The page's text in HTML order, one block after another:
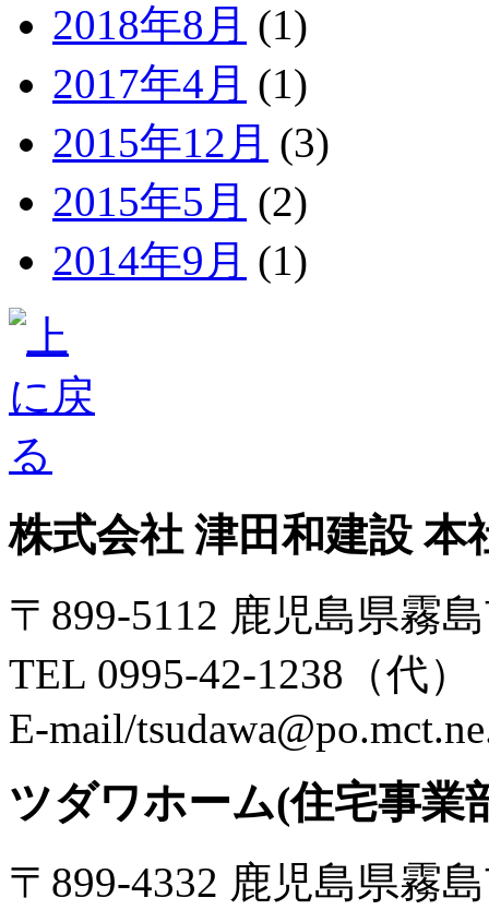
2018年8月 (1)
2017年4月 (1)
2015年12月 (3)
2015年5月 (2)
2014年9月 (1)
株式会社 津田和建設 本
〒899-5112 鹿児島県霧
TEL 0995-42-1238（代）
E-mail/
ツダワホーム(住宅事業
〒899-4332 鹿児島県霧